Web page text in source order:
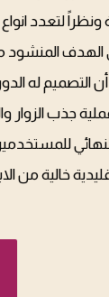
ونظراً لتعدد
الهدف المنشود
أن التصميم له
جذب الزوار
خالية من